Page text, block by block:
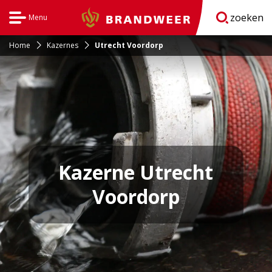
Menu Brandweer zoeken
Home Kazernes Utrecht Voordorp
Kazerne Utrecht
Voordorp